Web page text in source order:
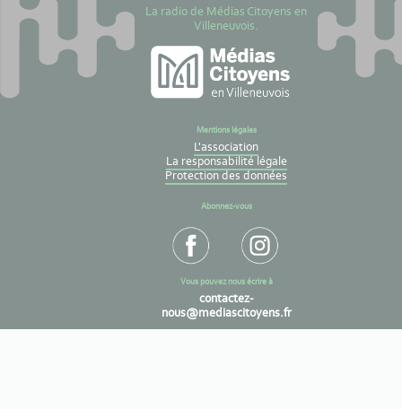
La radio de Médias Citoyens en
Villeneuvois.
Mentions légales
L'association
La responsabilité légale
Protection des données
Abonnez-vous
Vous pouvez nous écrire à
contactez-
nous@mediascitoyens.fr